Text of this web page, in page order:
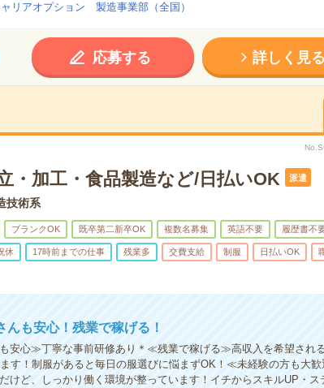
リアオプション 製造事業部（全国）
応募する 詳しく見る
・加工・食品製造など/日払いOK 派遣
技術系
ブランクOK 既卒第二新卒OK 複数名募集 英語不要 履歴書不
休 17時前までの仕事 残業多 交費支給 制服 日払いOK
んも安心！残業で稼げる！
安心≫丁寧な事前研修あり＊≪残業で稼げる≫高収入を希望され
す！制服があると毎日の服選びに悩まずOK！≪未経験の方も大
けど、しっかり働く環境が整っています！イチからスキルUP・ス